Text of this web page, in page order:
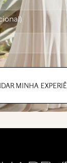
MINHA